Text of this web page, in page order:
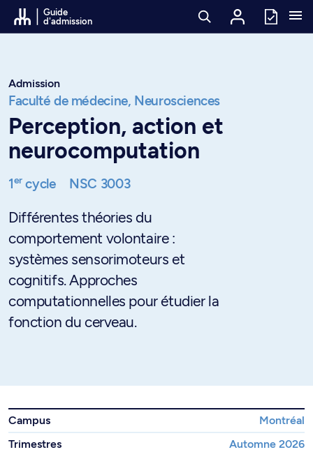
Passer au contenu
Guide
d'admission
Admission
Faculté de médecine, Neurosciences
Perception, action et
neurocomputation
1ercycle NSC 3003
Différentes théories du
comportement volontaire :
systèmes sensorimoteurs et
cognitifs. Approches
computationnelles pour étudier la
fonction du cerveau.
Campus
Montréal
Trimestres
Automne 2026